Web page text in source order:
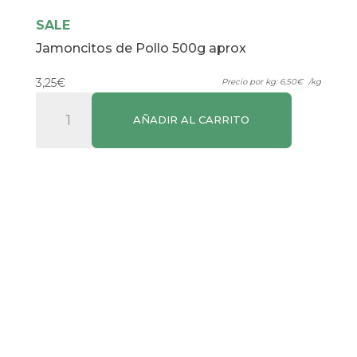
SALE
Jamoncitos de Pollo 500g aprox
3,25€ Precio por kg: 6,50€ /kg
Jamoncitos
AÑADIR AL CARRITO